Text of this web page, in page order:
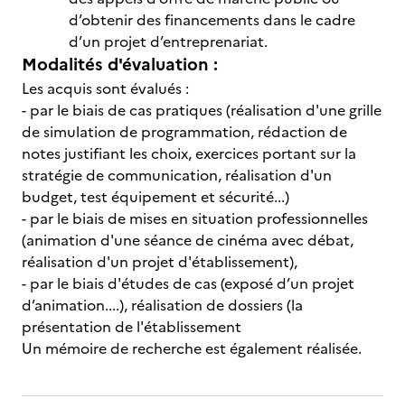
d’obtenir des financements dans le cadre
d’un projet d’entreprenariat.
Modalités d'évaluation :
Les acquis sont évalués :
- par le biais de cas pratiques (réalisation d'une grille
de simulation de programmation, rédaction de
notes justifiant les choix, exercices portant sur la
stratégie de communication, réalisation d'un
budget, test équipement et sécurité...)
- par le biais de mises en situation professionnelles
(animation d'une séance de cinéma avec débat,
réalisation d'un projet d'établissement),
- par le biais d'études de cas (exposé d’un projet
d’animation....), réalisation de dossiers (la
présentation de l'établissement
Un mémoire de recherche est également réalisée.